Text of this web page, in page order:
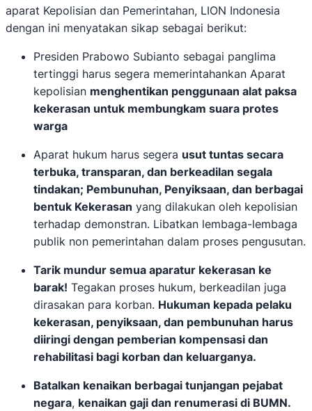
aparat Kepolisian dan Pemerintahan, LION Indonesia
dengan ini menyatakan sikap sebagai berikut:
Presiden Prabowo Subianto sebagai panglima
tertinggi harus segera memerintahankan Aparat
kepolisian menghentikan penggunaan alat paksa
kekerasan untuk membungkam suara protes
warga
Aparat hukum harus segera usut tuntas secara
terbuka, transparan, dan berkeadilan segala
tindakan; Pembunuhan, Penyiksaan, dan berbagai
bentuk Kekerasan yang dilakukan oleh kepolisian
terhadap demonstran. Libatkan lembaga-lembaga
publik non pemerintahan dalam proses pengusutan.
Tarik mundur semua aparatur kekerasan ke
barak! Tegakan proses hukum, berkeadilan juga
dirasakan para korban. Hukuman kepada pelaku
kekerasan, penyiksaan, dan pembunuhan harus
diiringi dengan pemberian kompensasi dan
rehabilitasi bagi korban dan keluarganya.
Batalkan kenaikan berbagai tunjangan pejabat
negara, kenaikan gaji dan renumerasi di BUMN.